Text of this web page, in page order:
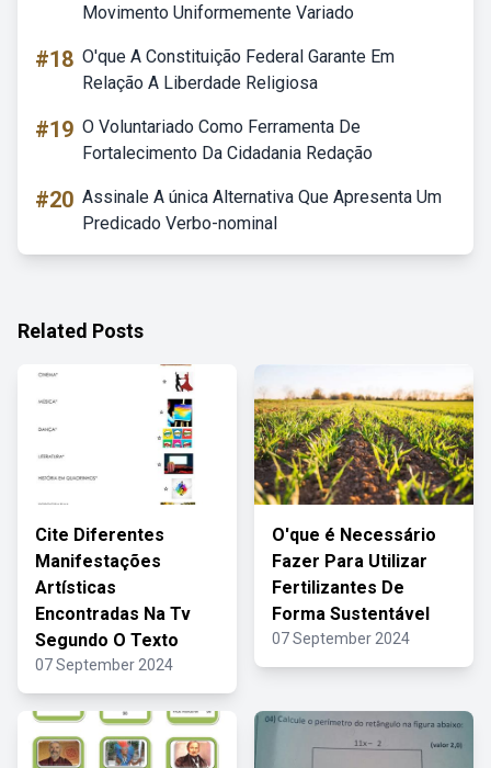
Movimento Uniformemente Variado
#18 O'que A Constituição Federal Garante Em
Relação A Liberdade Religiosa
#19 O Voluntariado Como Ferramenta De
Fortalecimento Da Cidadania Redação
#20 Assinale A única Alternativa Que Apresenta Um
Predicado Verbo-nominal
Related Posts
Cite Diferentes
Manifestações
Artísticas
Encontradas Na Tv
Segundo O Texto
07 September 2024
O'que é Necessário
Fazer Para Utilizar
Fertilizantes De
Forma Sustentável
07 September 2024